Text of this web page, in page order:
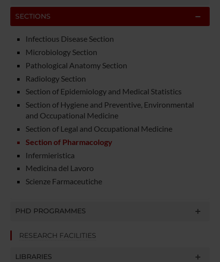
SECTIONS
Infectious Disease Section
Microbiology Section
Pathological Anatomy Section
Radiology Section
Section of Epidemiology and Medical Statistics
Section of Hygiene and Preventive, Environmental
and Occupational Medicine
Section of Legal and Occupational Medicine
Section of Pharmacology
Infermieristica
Medicina del Lavoro
Scienze Farmaceutiche
PHD PROGRAMMES
RESEARCH FACILITIES
LIBRARIES